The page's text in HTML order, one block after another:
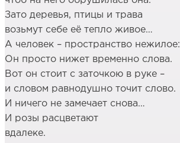
Зато деревья, птицы и трава
возьмут себе её тепло живое…
А человек – пространство нежилое:
Он просто нижет временно слова.
Вот он стоит с заточкою в руке –
и словом равнодушно точит слово.
И ничего не замечает снова…
И розы расцветают
вдалеке.